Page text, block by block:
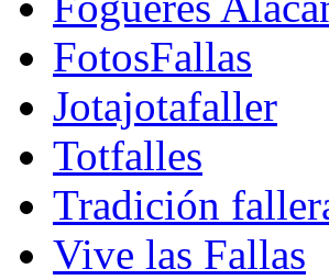
FotosFallas
Jotajotafaller
Totfalles
Tradición
Vive las Fallas